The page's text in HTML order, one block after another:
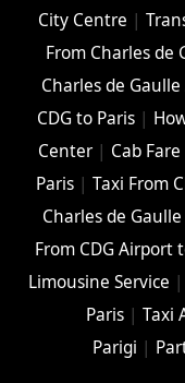
City Centre |
From Charles de
Charles de
CDG to Paris|
Center | Cab
Paris| Taxi From
Charles de
From CDG Airport
Limousine Service |
Paris| Taxi
Parigi |